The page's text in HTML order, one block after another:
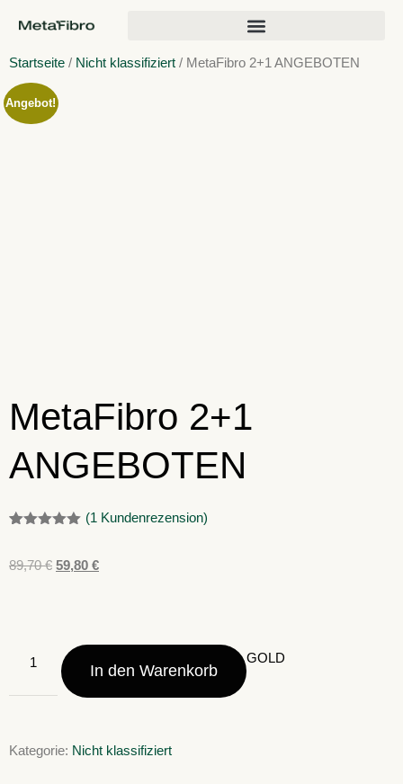
Startseite / Nicht klassifiziert / MetaFibro 2+1 ANGEBOTEN
Angebot!
MetaFibro 2+1
ANGEBOTEN
von 5,
(1 Kundenrezension)
89,70€ 59,80 €
In den Warenkorb
GOLD
Kategorie: Nicht klassifiziert